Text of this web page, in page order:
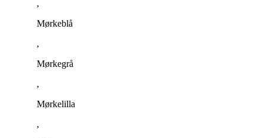
,
Mørkeblå
,
Mørkegrå
,
Mørkelilla
,